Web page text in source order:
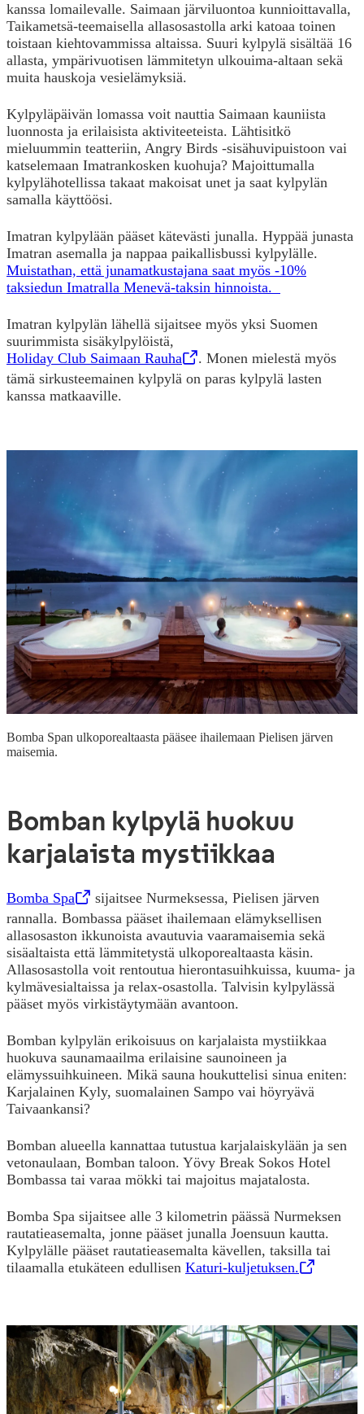
kanssa lomailevalle. Saimaan järviluontoa kunnioittavalla,
Taikametsä-teemaisella allasosastolla arki katoaa toinen
toistaan kiehtovammissa altaissa. Suuri kylpylä sisältää 16
allasta, ympärivuotisen lämmitetyn ulkouima-altaan sekä
muita hauskoja vesielämyksiä.
Kylpyläpäivän lomassa voit nauttia Saimaan kauniista
luonnosta ja erilaisista aktiviteeteista. Lähtisitkö
mieluummin teatteriin, Angry Birds -sisähuvipuistoon vai
katselemaan Imatrankosken kuohuja? Majoittumalla
kylpylähotellissa takaat makoisat unet ja saat kylpylän
samalla käyttöösi.
Imatran kylpylään pääset kätevästi junalla. Hyppää junasta
Imatran asemalla ja nappaa paikallisbussi kylpylälle.
Muistathan, että junamatkustajana saat myös -10%
taksiedun Imatralla Menevä-taksin hinnoista.
Imatran kylpylän lähellä sijaitsee myös yksi Suomen
suurimmista sisäkylpylöistä,
Holiday Club Saimaan Rauha
,Opens in a new tab
. Monen mielestä myös
tämä sirkusteemainen kylpylä on paras kylpylä lasten
kanssa matkaaville.
Bomba Span ulkoporealtaasta pääsee ihailemaan Pielisen järven
maisemia.
Bomban kylpylä huokuu
karjalaista mystiikkaa
Bomba Spa
,Opens in a new tabsijaitsee Nurmeksessa, Pielisen järven
rannalla. Bombassa pääset ihailemaan elämyksellisen
allasosaston ikkunoista avautuvia vaaramaisemia sekä
sisäaltaista että lämmitetystä ulkoporealtaasta käsin.
Allasosastolla voit rentoutua hierontasuihkuissa, kuuma- ja
kylmävesialtaissa ja relax-osastolla. Talvisin kylpylässä
pääset myös virkistäytymään avantoon.
Bomban kylpylän erikoisuus on karjalaista mystiikkaa
huokuva saunamaailma erilaisine saunoineen ja
elämyssuihkuineen. Mikä sauna houkuttelisi sinua eniten:
Karjalainen Kyly, suomalainen Sampo vai höyryävä
Taivaankansi?
Bomban alueella kannattaa tutustua karjalaiskylään ja sen
vetonaulaan, Bomban taloon. Yövy Break Sokos Hotel
Bombassa tai varaa mökki tai majoitus majatalosta.
Bomba Spa sijaitsee alle 3 kilometrin päässä Nurmeksen
rautatieasemalta, jonne pääset junalla Joensuun kautta.
Kylpylälle pääset rautatieasemalta kävellen, taksilla tai
tilaamalla etukäteen edullisen Katuri-kuljetuksen.
,Opens in a new tab